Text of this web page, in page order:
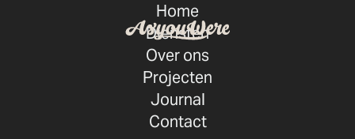
Home
Diensten
Over ons
Projecten
Journal
Contact